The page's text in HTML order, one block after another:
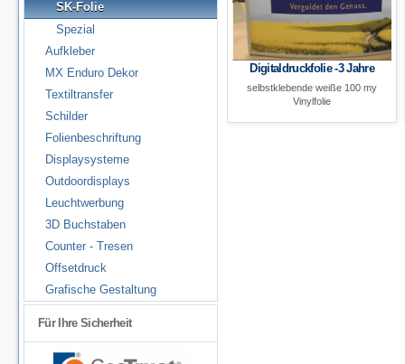
SK-Folie
Spezial
Aufkleber
MX Enduro Dekor
Textiltransfer
Schilder
Folienbeschriftung
Displaysysteme
Outdoordisplays
Leuchtwerbung
3D Buchstaben
Counter - Tresen
Offsetdruck
Grafische Gestaltung
Für Ihre Sicherheit
Digitaldruckfolie -3 Jahre
selbstklebende weiße 100 my
Vinylfolie